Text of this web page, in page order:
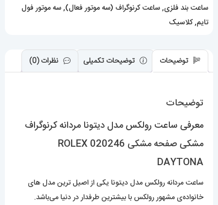
ROLEX
DAYTONA
ساعت بند فلزی,ساعت کرنوگراف (سه موتور فعال),سه موتور فول
تایم,کلاسیک
توضیحات توضیحات تکمیلی نظرات (0)
توضیحات
معرفی ساعت رولکس مدل دیتونا مردانه کرنوگراف
مشکی صفحه مشکی 020246 ROLEX
DAYTONA
ساعت مردانه رولکس مدل دیتونا یکی از اصیل ترین مدل های
خانواده‌ی مشهور رولکس با بیشترین طرفدار در دنیا می‌باشد.